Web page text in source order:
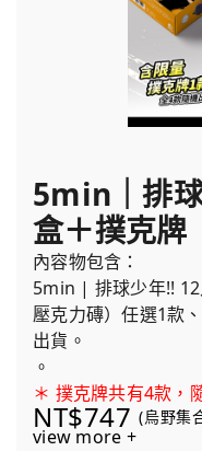
5min｜排
盒＋撲克牌
內容物包含：
5min | 排球少年!!
壓克力磚）任選1款
出貨。
。
＊ 撲克牌共有4款，
NT$747 (烏野集
view more +